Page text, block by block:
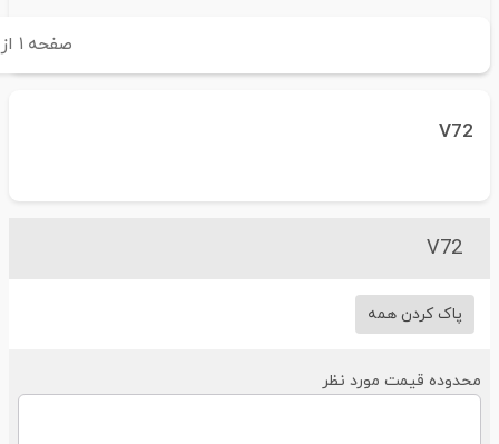
صفحه ۱ از ۱
V72
V72
پاک کردن همه
قیمت مورد نظر